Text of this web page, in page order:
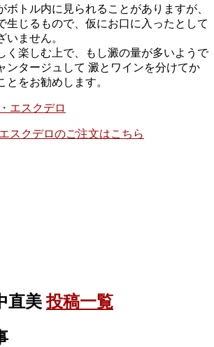
ボトル内に見られることがありますが、
生じるもので、仮にお口に入ったとして
いません。
く楽しむ上で、もし澱の量が多いようで
ンタージュして 澱とワインを分けてか
とをお勧めします。
スクデロのご注文はこちら
直美投稿一覧